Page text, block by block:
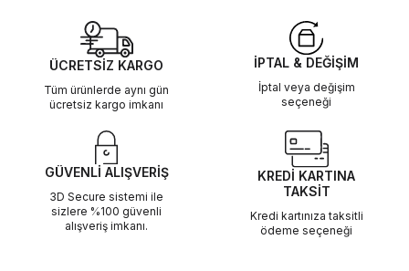
ÜCRETSİZ KARGO
Tüm ürünlerde aynı gün
ücretsiz kargo imkanı
İPTAL & DEĞİŞİM
İptal veya değişim
seçeneği
GÜVENLİ ALIŞVERİŞ
3D Secure sistemi ile
sizlere %100 güvenli
alışveriş imkanı.
KREDİ KARTINA
TAKSİT
Kredi kartınıza taksitli
ödeme seçeneği